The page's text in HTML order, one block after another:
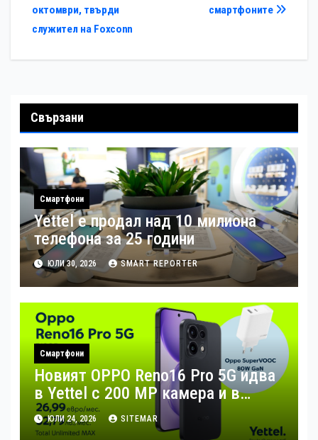
смартфоните
октомври, твърди
служител на Foxconn
Свързани
Смартфони
Yettel е продал над 10 милиона
телефона за 25 години
ЮЛИ 30, 2026 SMART REPORTER
Смартфони
Новият OPPO Reno16 Pro 5G идва
в Yettel с 200 MP камера и в
комплект с 80W зарядно за бързо
зареждане
ЮЛИ 24, 2026 SITEMAR